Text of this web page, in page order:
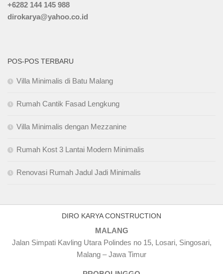
+6282 144 145 988
dirokarya@yahoo.co.id
POS-POS TERBARU
Villa Minimalis di Batu Malang
Rumah Cantik Fasad Lengkung
Villa Minimalis dengan Mezzanine
Rumah Kost 3 Lantai Modern Minimalis
Renovasi Rumah Jadul Jadi Minimalis
DIRO KARYA CONSTRUCTION
MALANG
Jalan Simpati Kavling Utara Polindes no 15, Losari, Singosari,
Malang – Jawa Timur